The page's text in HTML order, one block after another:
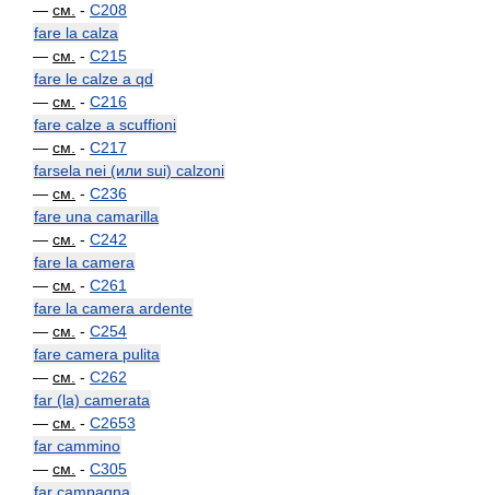
— см. - C208
fare la calza
— см. - C215
fare le calze a qd
— см. - C216
fare calze a scuffioni
— см. - C217
farsela nei (или sui) calzoni
— см. - C236
fare una camarilla
— см. - C242
fare la camera
— см. - C261
fare la camera ardente
— см. - C254
fare camera pulita
— см. - C262
far (la) camerata
— см. - C2653
far cammino
— см. - C305